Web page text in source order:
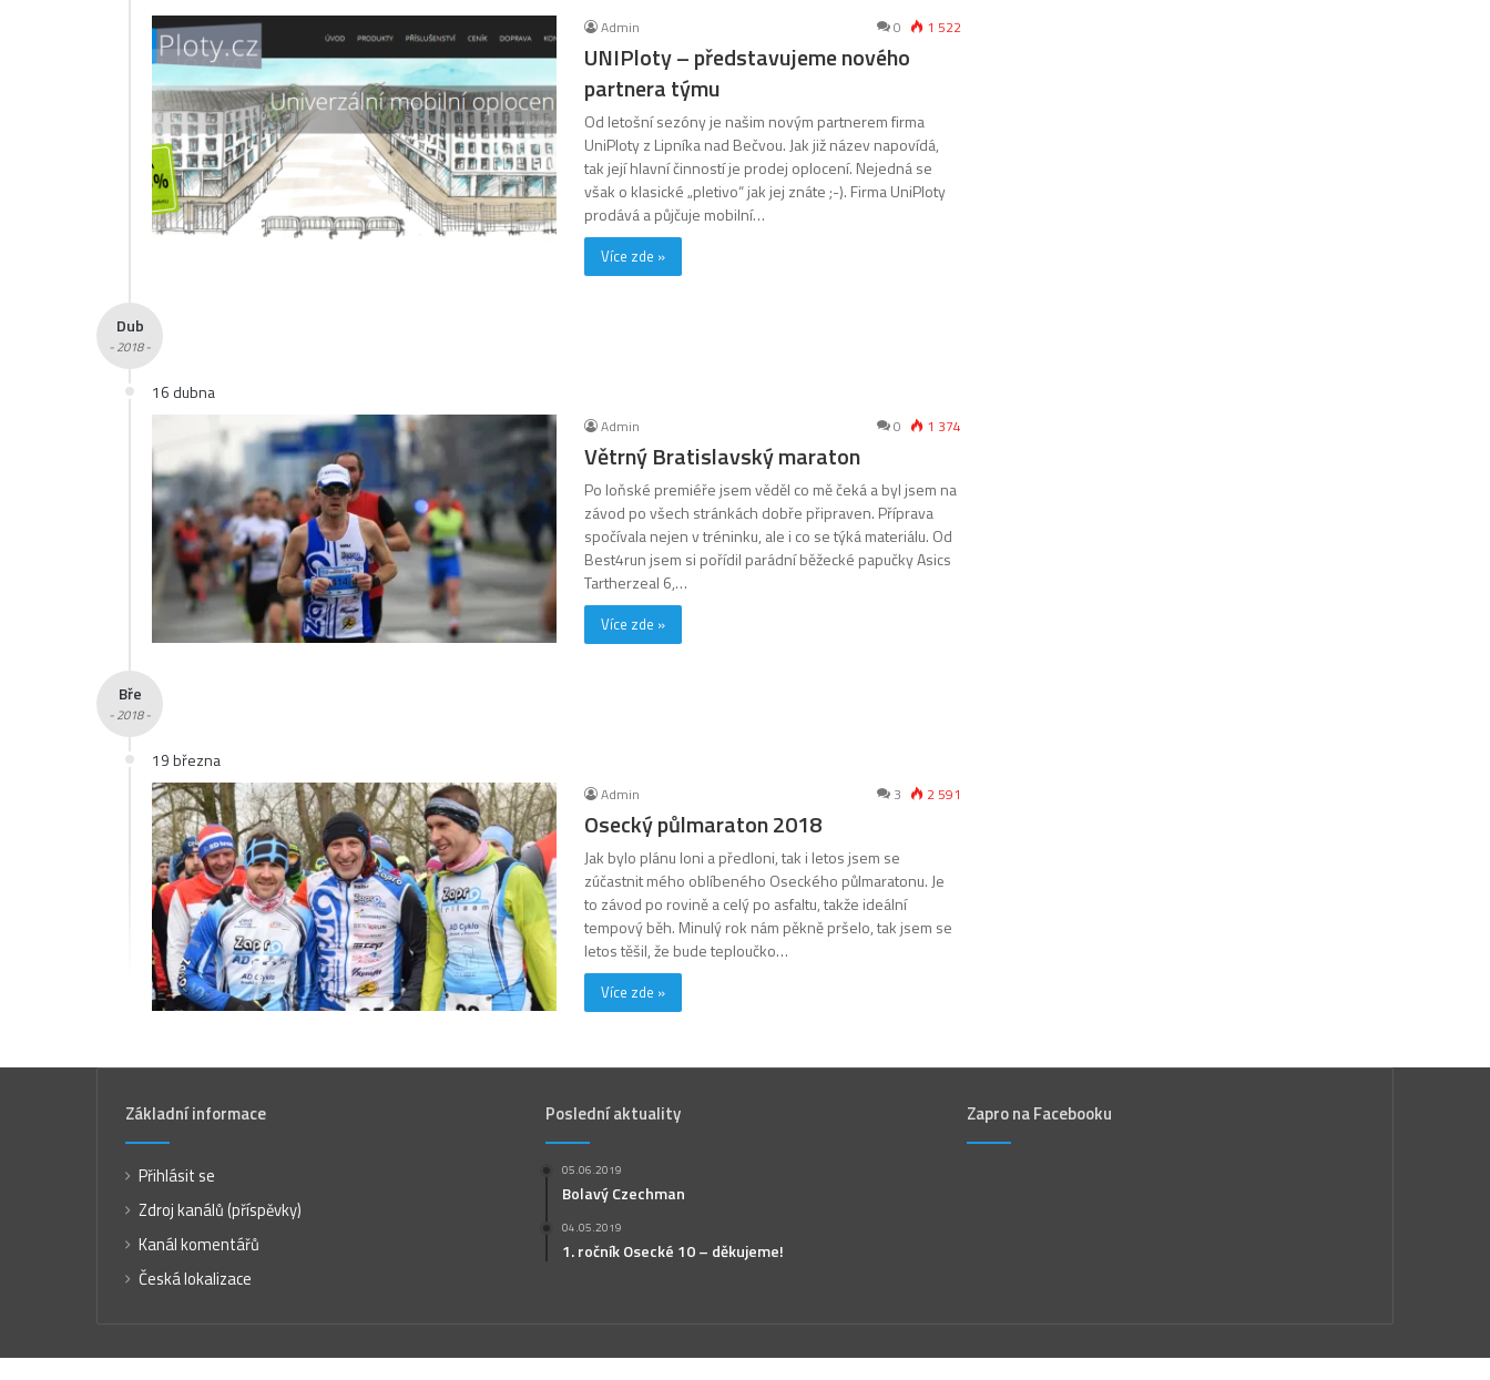
Admin 0 1 522
UNIPloty – představujeme nového
partnera týmu
Od letošní sezóny je našim novým partnerem firma
UniPloty z Lipníka nad Bečvou. Jak již název napovídá,
tak její hlavní činností je prodej oplocení. Nejedná se
však o klasické „pletivo“ jak jej znáte ;-). Firma UniPloty
prodává a půjčuje mobilní…
Více zde »
Dub
- 2018 -
16 dubna
Admin 0 1 374
Větrný Bratislavský maraton
Po loňské premiéře jsem věděl co mě čeká a byl jsem na
závod po všech stránkách dobře připraven. Příprava
spočívala nejen v tréninku, ale i co se týká materiálu. Od
Best4run jsem si pořídil parádní běžecké papučky Asics
Tartherzeal 6,…
Více zde »
Bře
- 2018 -
19 března
Admin 3 2 591
Osecký půlmaraton 2018
Jak bylo plánu loni a předloni, tak i letos jsem se
zúčastnit mého oblíbeného Oseckého půlmaratonu. Je
to závod po rovině a celý po asfaltu, takže ideální
tempový běh. Minulý rok nám pěkně pršelo, tak jsem se
letos těšil, že bude teploučko…
Více zde »
Základní informace
Přihlásit se
Zdroj kanálů (příspěvky)
Kanál komentářů
Česká lokalizace
Poslední aktuality
05.06.2019
Bolavý Czechman
04.05.2019
1. ročník Osecké 10 – děkujeme!
Zapro na Facebooku